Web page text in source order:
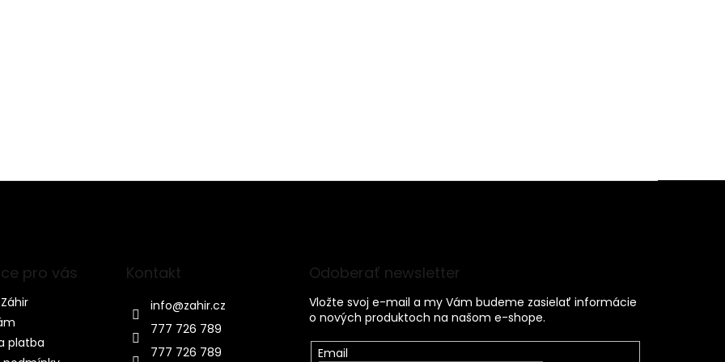
pro vás
platba
Kontakt
info@zahir.cz
777 726 789
777 726 789
Odoberať newsletter
Vložte svoj e-mail a my Vám budeme zasielať informácie
o nových produktoch na našom e-shope.
Email